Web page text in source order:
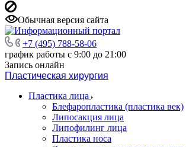
Обычная версия сайта
+7 (495) 788-58-06
график работы с 9:00 до 21:00
Запись онлайн
Пластическая хирургия
Пластика лица
Блефаропластика (пластика век)
Липосакция лица
Липофилинг лица
Пластика носа